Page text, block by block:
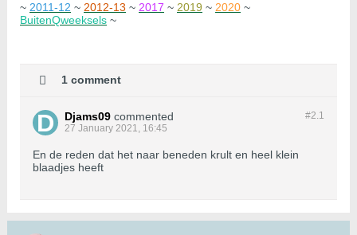
~ 2011-12 ~ 2012-13 ~ 2017 ~ 2019 ~ 2020 ~
BuitenQweeksels ~
1 comment
#2.1
Djams09 commented
27 January 2021, 16:45
En de reden dat het naar beneden krult en heel klein
blaadjes heeft